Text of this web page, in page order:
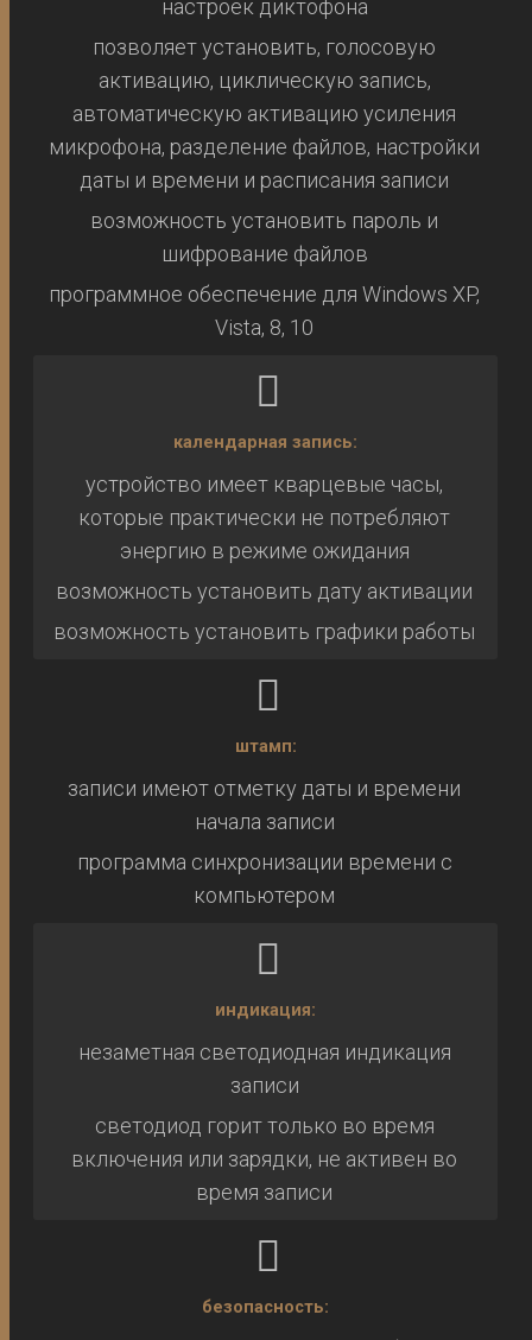
настроек диктофона
позволяет установить, голосовую
активацию, циклическую запись,
автоматическую активацию усиления
микрофона, разделение файлов, настройки
даты и времени и расписания записи
возможность установить пароль и
шифрование файлов
программное обеспечение для Windows XP,
Vista, 8, 10
календарная запись:
устройство имеет кварцевые часы,
которые практически не потребляют
энергию в режиме ожидания
возможность установить дату активации
возможность установить графики работы
штамп:
записи имеют отметку даты и времени
начала записи
программа синхронизации времени с
компьютером
индикация:
незаметная светодиодная индикация
записи
светодиод горит только во время
включения или зарядки, не активен во
время записи
безопасность: